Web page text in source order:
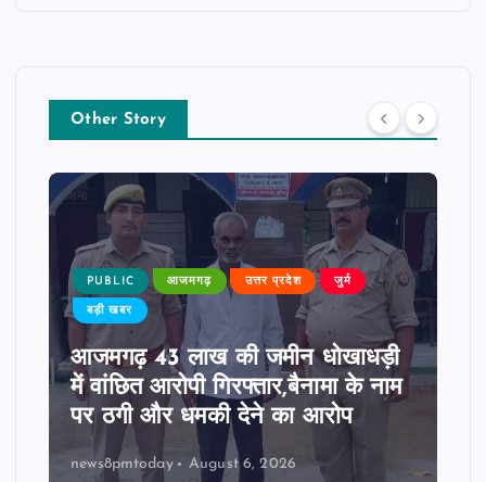
Other Story
PUBLIC आजमगढ़ उत्तर प्रदेश जुर्म
बड़ी खबर
आजमगढ़ 43 लाख की जमीन धोखाधड़ी
में वांछित आरोपी गिरफ्तार,बैनामा के नाम
पर ठगी और धमकी देने का आरोप
news8pmtoday August 6, 2026